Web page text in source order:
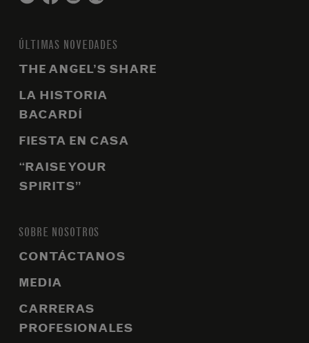
ÚLTIMAS NOVEDADES
THE ANGEL’S SHARE
LA HISTORIA
BACARDÍ
FIESTA EN CASA
“RAISE YOUR
SPIRITS”
SOBRE NOSOTROS
CONTÁCTANOS
MEDIA
CARRERAS
PROFESIONALES